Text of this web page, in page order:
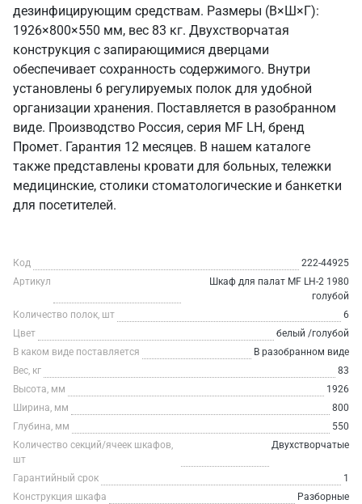
дезинфицирующим средствам. Размеры (В×Ш×Г):
1926×800×550 мм, вес 83 кг. Двухстворчатая
конструкция с запирающимися дверцами
обеспечивает сохранность содержимого. Внутри
установлены 6 регулируемых полок для удобной
организации хранения. Поставляется в разобранном
виде. Производство Россия, серия MF LH, бренд
Промет. Гарантия 12 месяцев. В нашем каталоге
также представлены кровати для больных, тележки
медицинские, столики стоматологические и банкетки
для посетителей.
Код
222-44925
Артикул
Шкаф для палат MF LH-2 1980
голубой
Количество полок, шт
6
Цвет
белый /голубой
В каком виде поставляется
В разобранном виде
Вес, кг
83
Высота, мм
1926
Ширина, мм
800
Глубина, мм
550
Количество секций/ячеек шкафов,
шт
Двухстворчатые
Гарантийный срок
1
Конструкция шкафа
Разборные